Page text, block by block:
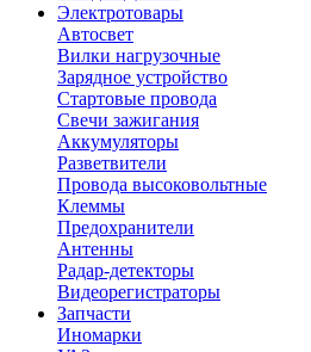
Электротовары
Автосвет
Вилки нагрузочные
Зарядное устройство
Стартовые провода
Свечи зажигания
Аккумуляторы
Разветвители
Провода высоковольтные
Клеммы
Предохранители
Антенны
Радар-детекторы
Видеорегистраторы
Запчасти
Иномарки